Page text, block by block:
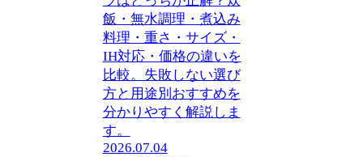
飯・無水調理・煮込み
料理・重さ・サイズ・
IH対応・価格の違いを
比較。失敗しない選び
方と用途別おすすめを
分かりやすく解説しま
す。
2026.07.04